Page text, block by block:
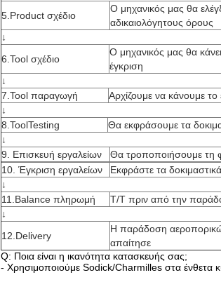
5.Product σχέδιο
Ο μηχανικός μας θα
αδικαιολόγητους όρους
↓
6.Tool σχέδιο
Ο μηχανικός μας θα
έγκριση
↓
7.Tool παραγωγή
Αρχίζουμε να κάνουμε το
↓
8.ToolTesting
Θα εκφράσουμε τα
↓
9. Επισκευή εργαλείων
Θα τροποποιήσουμε τη
10. Έγκριση εργαλείων
Εκφράστε τα
↓
11.Balance πληρωμή
T/T πριν από την
↓
12.Delivery
Η παράδοση
απαίτησε
Q: Ποια είναι η ικανότητα κατασκευής σας;
- Χρησιμοποιούμε Sodick/Charmilles στα